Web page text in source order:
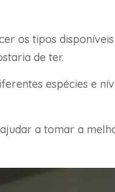
os tipos
de ter.
espécies e
a tomar a